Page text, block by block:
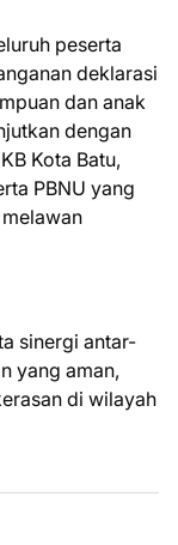
peserta
deklarasi
dan anak
dengan
Kota Batu,
PBNU yang
sinergi antar-
yang aman,
di wilayah